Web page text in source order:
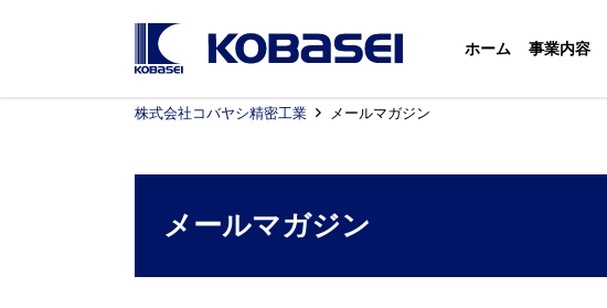
ホーム 事業内容
株式会社コバヤシ精密工業 メールマガジン
メールマガジン